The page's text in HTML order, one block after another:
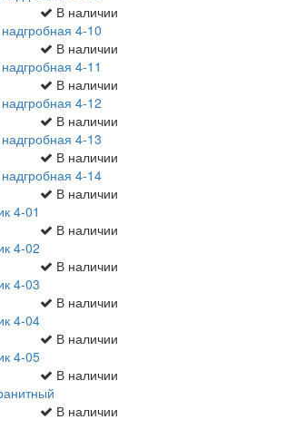
В наличии
4-10
В наличии
4-11
В наличии
4-12
В наличии
4-13
В наличии
4-14
В наличии
4-01
В наличии
4-02
В наличии
4-03
В наличии
4-04
В наличии
4-05
В наличии
В наличии